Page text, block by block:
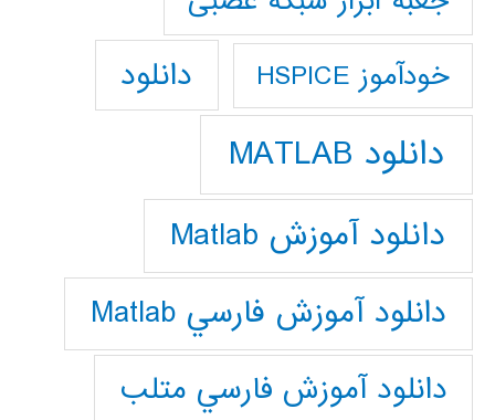
خودآموز HSPICE دانلود
دانلود MATLAB
دانلود آموزش Matlab
دانلود آموزش فارسي Matlab
دانلود آموزش فارسي متلب